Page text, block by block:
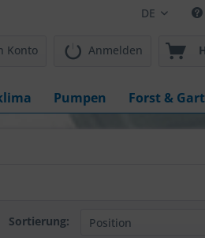
DE
Konto Anmelden
Pumpen Forst &
Sortierung: